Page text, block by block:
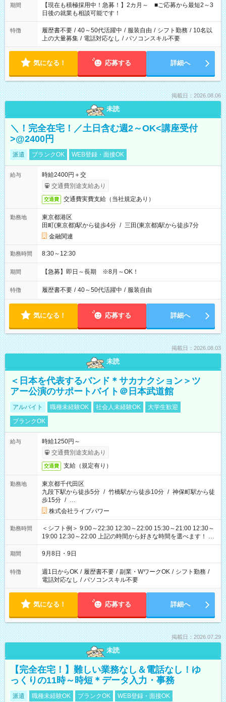
たくない」 など、ご希望を教えてくださいね。 ※Wワーク希望
の方へ 今ご覧のお仕事で希望する勤務時間と、もう1つのお仕事
の勤務時間。 合計で週40時間を超える場合は応募できません。
期間
【現在も積極採用中！急募！】2カ月～ ■ご応募から最短2～3
日後の就業も相談可能です！
特徴 履歴書不要 / 40～50代活躍中 / 服装自由 / シフト勤務 / 10名以
上の大量募集 / 電話対応なし / パソコンスキル不要
気になる！ 応募する 詳細へ
掲載日：2026.08.06
未読
＼！完全在宅！／土日含む週2～OK<講座受付
>@2400円
派遣 ブランクOK WEB登録・面接OK
給与
時給2400円＋交
交通費別途支給あり
交通費 交通費実費支給（当社規定あり）
勤務地
東京都港区
田町(東京都)駅から徒歩4分 / 三田(東京都)駅から徒歩7分
金融関連
勤務時間 8:30～12:30
期間 【急募】即日～長期 ※8月～OK！
特徴 履歴書不要 / 40～50代活躍中 / 服装自由
気になる！ 応募する 詳細へ
掲載日：2026.08.03
未読
＜日本を代表するバンド＊サカナクション＞ツ
アー公演のサポートバイト＠日本武道館
アルバイト 職種未経験OK 社会人未経験OK
大学生歓迎
ブランクOK
給与
時給1250円～
交通費別途支給あり
交通費 支給（規定有り）
勤務地
東京都千代田区
九段下駅から徒歩5分 / 竹橋駅から徒歩10分 / 神保町駅から徒
歩15分 / …
株式会社ライブパワー
勤務時間
＜シフト例＞ 9:00～22:30 12:30～22:00 15:30～21:00 12:30～
19:00 12:30～22:00 上記の時間から好きな時間を選べます！ ※
時間は変更となる可能性があります
期間 9月8日・9日
特徴 週1日からOK / 履歴書不要 / 副業・WワークOK / シフト勤務 /
電話対応なし / パソコンスキル不要
気になる！ 応募する 詳細へ
掲載日：2026.07.29
未読
【完全在宅！】難しい業務なし＆電話なし！ゆ
っくりの11時～時短＊データ入力・事務
派遣 職種未経験OK ブランクOK WEB登録・面接OK